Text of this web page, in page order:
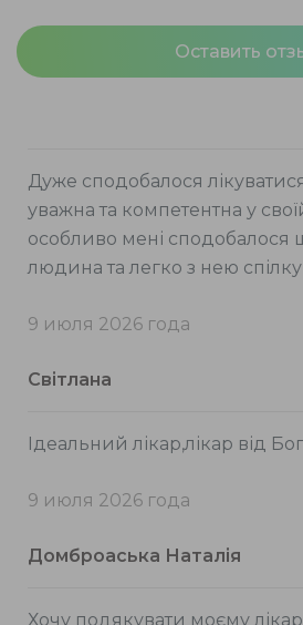
Оставить
Дуже сподобалося
уважна та компетентна у
особливо мені
людина та легко з нею
9 июля 2026 года
Світлана
Ідеальний лікар,лікар від
9 июля 2026 года
Домброаська Наталія
Хочу подякувати моєму